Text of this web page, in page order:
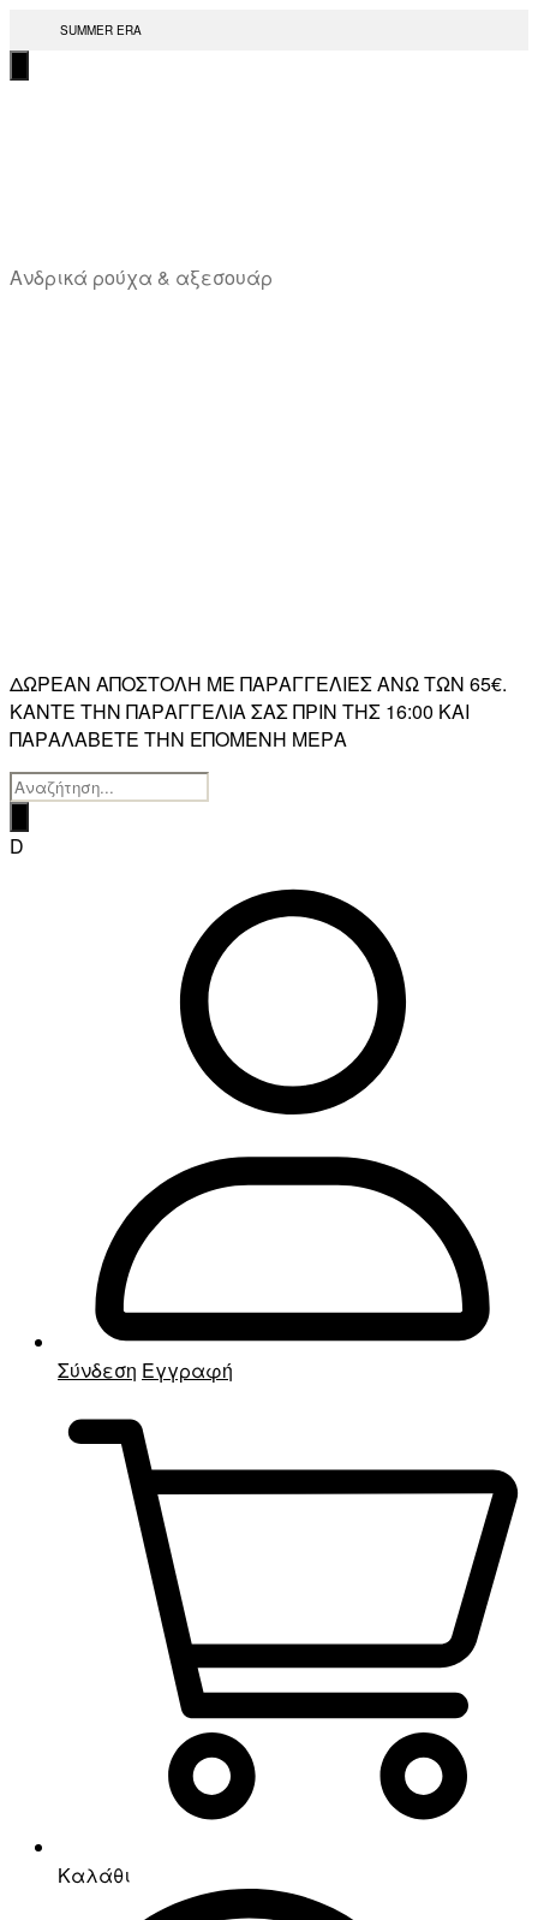
Μετάβαση
στο
περιεχόμενο
SUMMER ERA
Ανδρικά ρούχα & αξεσουάρ
ΔΩΡΕΑΝ ΑΠΟΣΤΟΛΗ ΜΕ ΠΑΡΑΓΓΕΛΙΕΣ ΑΝΩ ΤΩΝ 65€.
ΚΑΝΤΕ ΤΗΝ ΠΑΡΑΓΓΕΛΙΑ ΣΑΣ ΠΡΙΝ ΤΗΣ 16:00 ΚΑΙ
ΠΑΡΑΛΑΒΕΤΕ ΤΗΝ ΕΠΟΜΕΝΗ ΜΕΡΑ
Products
search
D
Σύνδεση Εγγραφή
Καλάθι